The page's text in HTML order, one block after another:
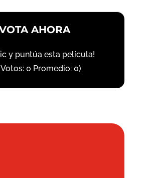
AHORA
y puntúa esta película!
0 Promedio: 0)